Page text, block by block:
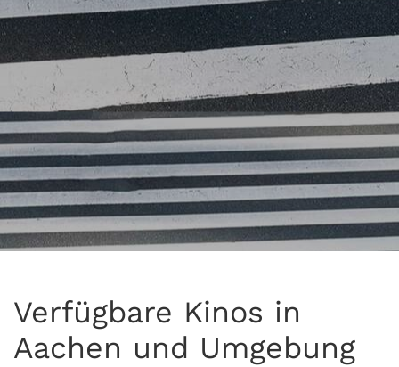
Verfügbare Kinos in
Aachen und Umgebung